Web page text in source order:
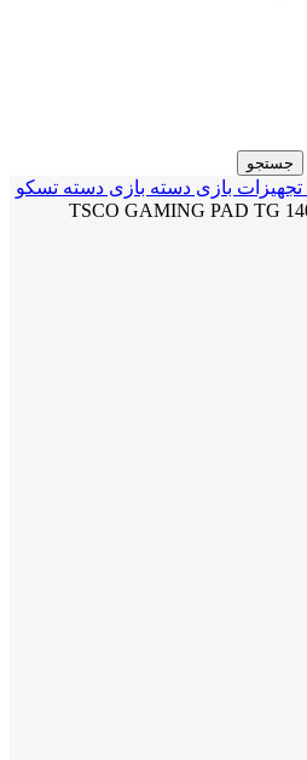
جستجو
تجهیزات بازی دسته بازی دسته تسکو